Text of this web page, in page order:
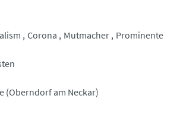
Corona Mutmacher Prominente
(Oberndorf am Neckar)